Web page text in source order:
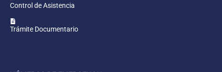
Control de Asistencia
Trámite Documentario